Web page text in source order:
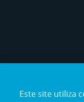
Este site utiliza